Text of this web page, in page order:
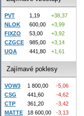
PVT 1,19
+38,37
NLOK
600,00
+3,99
FIXZO
53,00
+3,92
CZGCE
985,00
+3,14
UQA
441,80 +1,61
Zajímavé poklesy
VOW3 1 800,00
-5,06
CSG
441,60
-4,62
CTP
361,20
-3,42
MATTE
18 600,00
-3,13